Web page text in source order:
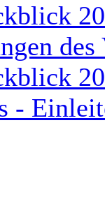
des
-